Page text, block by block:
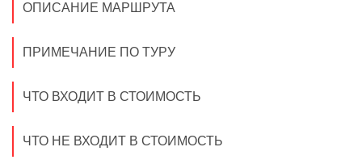
ОПИСАНИЕ МАРШРУТА
ПРИМЕЧАНИЕ ПО ТУРУ
ЧТО ВХОДИТ В СТОИМОСТЬ
ЧТО НЕ ВХОДИТ В СТОИМОСТЬ